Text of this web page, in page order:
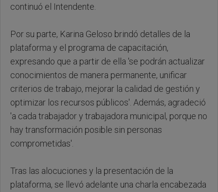
continuó el Intendente.
Por su parte, Karina Geloso brindó detalles de la
plataforma y el programa de capacitación,
expresando que a partir de ella 'se podrán actualizar
conocimientos de manera permanente, unificar
criterios de trabajo, mejorar la calidad de gestión y
optimizar los recursos públicos'. Además, agradeció
'a cada trabajador y trabajadora municipal, porque no
hay transformación posible sin personas
comprometidas'.
Tras las alocuciones y la presentación de la
plataforma, se llevó adelante una charla encabezada